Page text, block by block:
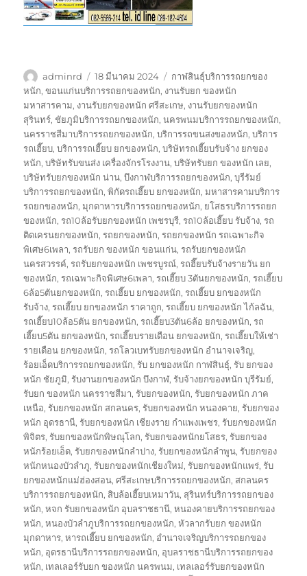
ผู้
เขียน
adminrd
เขียน
เมื่อ
18 มีนาคม 2024
ป้าย
กำกับ
กาฬสินธุ์บริการรถยกของ
หนัก,ขอนแก่นบริการรถยกของหนัก, งานรับยก ของหนัก
มหาสารคาม, งานรับยกของหนัก ศรีสะเกษ, งานรับยกของหนัก
สุรินทร์, ชัยภูมิบริการรถยกของหนัก,นครพนมบริการรถยกของหนัก,
นครราชสีมาบริการรถยกของหนัก,บริการรถขนสงของหนัก,บริการ
รถเฮี๊ยบ,บริการรถเฮี๊ยบ ยกของหนัก,บริษัทรถเฮี๊ยบรับจ้าง ยกของ
หนัก,บริษัทรับขนส่ง เครื่องจักรโรงงาน,บริษัทรับยก ของหนัก เลย,
บริษัทรับยกของหนัก น่าน,บึงกาฬบริการรถยกของหนัก,บุรีรัมย์
บริการรถยกของหนัก,พิกัดรถเฮี๊ยบ ยกของหนัก,มหาสารคามบริการ
รถยกของหนัก,มุกดาหารบริการรถยกของหนัก, ยโสธรบริการรถยก
ของหนัก,รถ10ล้อรับยกของหนัก เพชรบุรี,รถ10ล้อเฮี๊ยบ รับจ้าง,รถ
ติดเครนยกของหนัก,รถยกของหนัก,รถยกของหนัก รถเฉพาะกิจ
พิเศษ6เพลา,รถรับยก ของหนัก ขอนแก่น,รถรับยกของหนัก
นครสวรรค์,รถรับยกของหนัก เพชรบูรณ์,รถฮี๊ยบรับจ้างรายวัน ยก
ของหนัก,รถเฉพาะกิจพิเศษ6เพลา,รถเฮี๊ยบ 3ตันยกของหนัก,รถเฮี๊ยบ
6ล้อ5ตันยกของหนัก,รถเฮี๊ยบ ยกของหนัก,รถเฮี๊ยบ ยกของหนัก
รับจ้าง,รถเฮี๊ยบ ยกของหนัก ราคาถูก,รถเฮี๊ยบ ยกของหนัก ไก้ลฉัน,
รถเฮี๊ยบ10ล้อ5ตัน ยกของหนัก,รถเฮี๊ยบ3ตัน6ล้อ ยกของหนัก,รถ
เฮี๊ยบ5ตัน ยกของหนัก,รถเฮี๊ยบรายเดือน ยกของหนัก,รถเฮี๊ยบให้เช่า
รายเดือน ยกของหนัก,รถโลวเบทรับยกของหนัก อำนาจเจริญ,
ร้อยเอ็ดบริการรถยกของหนัก,รับ ยกของหนัก กาฬสินธุ์,รับ ยกของ
หนัก ชัยภูมิ,รับงานยกของหนัก บึงกาฬ,รับจ้างยกของหนัก บุรีรัมย์,
รับยก ของหนัก นครราชสีมา,รับยกของหนัก,รับยกของหนัก ภาค
เหนือ,รับยกของหนัก สกลนคร,รับยกของหนัก หนองคาย,รับยกของ
หนัก อุดรธานี,รับยกของหนัก เชียงราย กำแพงเพชร,รับยกของหนัก
พิจิตร,รับยกของหนักพิษณุโลก,รับยกของหนักยโสธร,รับยกของ
หนักร้อยเอ็ด,รับยกของหนักลำปาง,รับยกของหนักลำพูน,รับยกของ
หนักหนองบัวลำภู,รับยกของหนักเชียงใหม่,รับยกของหนักแพร่,รับ
ยกของหนักแม่ฮ่องสอน,ศรีสะเกษบริการรถยกของหนัก, สกลนคร
บริการรถยกของหนัก, สิบล้อเฮี๊ยบเหมาวัน, สุรินทร์บริการรถยกของ
หนัก,หจก รับยกของหนัก อุบลราชธานี,หนองคายบริการรถยกของ
หนัก,หนองบัวลำภูบริการรถยกของหนัก,หัวลากรับยก ของหนัก
มุกดาหาร,หารถเฮี๊ยบ ยกของหนัก, อำนาจเจริญบริการรถยกของ
หนัก, อุดรธานีบริการรถยกของหนัก, อุบลราชธานีบริการรถยกของ
หนัก, เทลเลอร์รับยก ของหนัก นครพนม, เทลเลอร์รับยกของหนัก